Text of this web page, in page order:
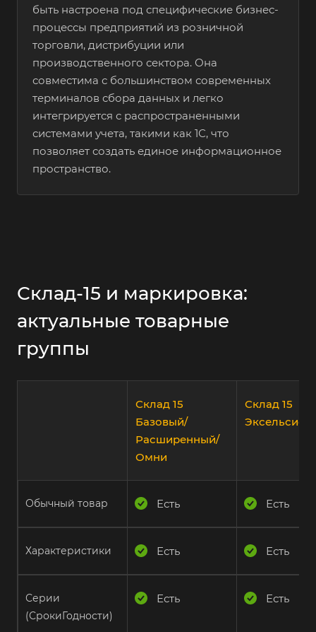
быть настроена под специфические бизнес-
процессы предприятий из розничной
торговли, дистрибуции или
производственного сектора. Она
совместима с большинством современных
терминалов сбора данных и легко
интегрируется с распространенными
системами учета, такими как 1С, что
позволяет создать единое информационное
пространство.
Склад-15 и маркировка:
актуальные товарные
группы
Склад 15
Базовый/
Расширенный/
Омни
Склад 15
Эксельсиор
Обычный товар Есть Есть
Характеристики Есть Есть
Серии
(СрокиГодности)
Есть Есть